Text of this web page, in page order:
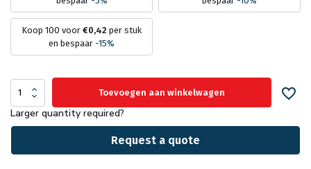
Koop 100 voor €0,42 per stuk
en bespaar -15%
Toevoegen aan winkelwagen
Larger quantity required?
Request a quote